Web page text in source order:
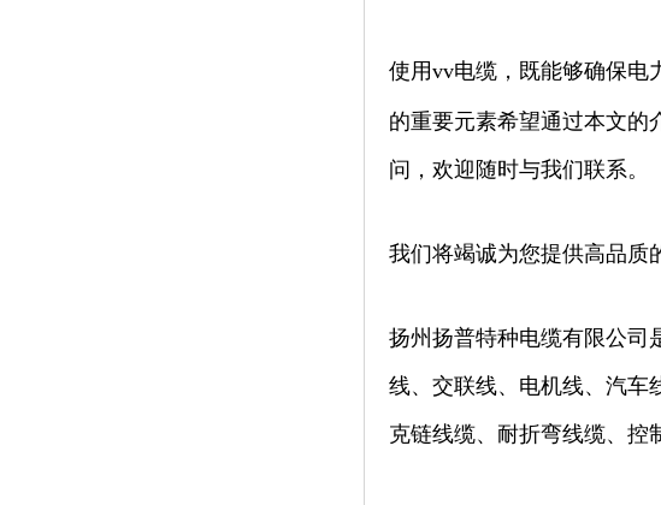
使用vv电缆，既能够确保电
的重要元素希望通过本文的
问，欢迎随时与我们联系。
我们将竭诚为您提供高品质
扬州扬普特种电缆有限公司
线、交联线、电机线、汽车
克链线缆、耐折弯线缆、控